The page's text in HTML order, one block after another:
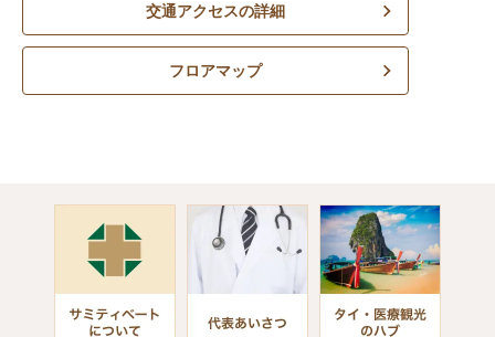
交通アクセスの詳細
フロアマップ